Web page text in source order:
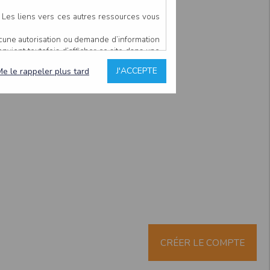
liens vers ces autres ressources vous
autorisation ou demande d’information
toutefois d’afficher ce site dans une
estime non conforme à l’objet du site
prend connaissance.
l’utilisateur, qui assume la totalité des
J'ACCEPTE
le rappeler plus tard